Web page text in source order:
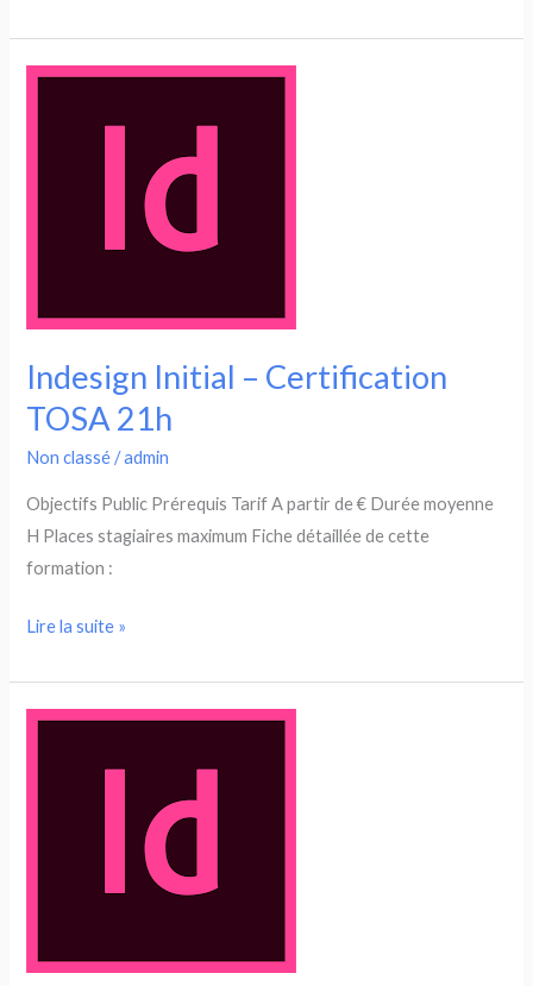
–
Certification
Indesign Initial – Certification
TOSA 21h
Non classé/admin
Objectifs Public Prérequis Tarif A partir de € Durée moyenne
H Places stagiaires maximum Fiche détaillée de cette
formation :
Indesign
–
Certification
Lire la suite »